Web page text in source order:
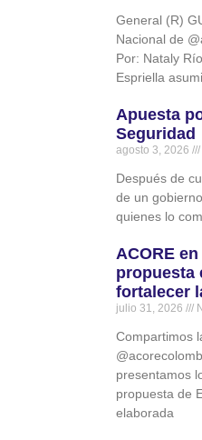
General (R)
Nacional de
Por: Nataly
Espriella
Apuesta
Seguridad
agosto 3, 2026
Después de
de un
quienes lo
ACORE
propuesta
fortalecer
julio 31, 2026
Compartimos
presentamos
propuesta de
elaborada